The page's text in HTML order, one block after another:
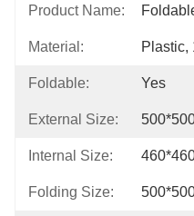
Product Name:
Material: Plastic,
Foldable: Yes
External Size:
Internal Size:
Folding Size: